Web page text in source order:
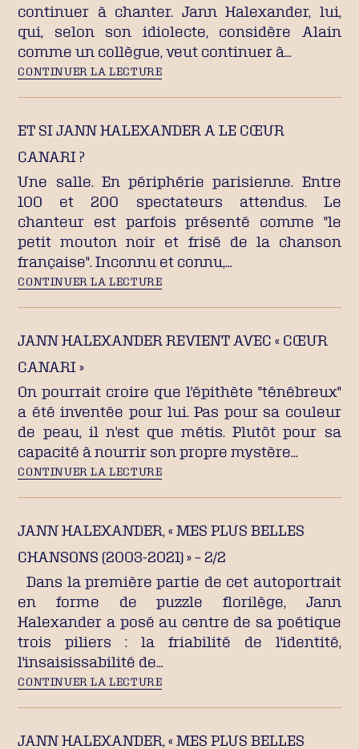
continuer à chanter. Jann Halexander, lui,
qui, selon son idiolecte, considère Alain
comme un collègue, veut continuer à…
CONTINUER LA LECTURE
ET SI JANN HALEXANDER A LE CŒUR
CANARI ?
Une salle. En périphérie parisienne. Entre
100 et 200 spectateurs attendus. Le
chanteur est parfois présenté comme "le
petit mouton noir et frisé de la chanson
française". Inconnu et connu,…
CONTINUER LA LECTURE
JANN HALEXANDER REVIENT AVEC « CŒUR
CANARI »
On pourrait croire que l'épithète "ténébreux"
a été inventée pour lui. Pas pour sa couleur
de peau, il n'est que métis. Plutôt pour sa
capacité à nourrir son propre mystère…
CONTINUER LA LECTURE
JANN HALEXANDER, « MES PLUS BELLES
CHANSONS (2003-2021) » – 2/2
Dans la première partie de cet autoportrait
en forme de puzzle florilège, Jann
Halexander a posé au centre de sa poétique
trois piliers : la friabilité de l'identité,
l'insaisissabilité de…
CONTINUER LA LECTURE
JANN HALEXANDER, « MES PLUS BELLES